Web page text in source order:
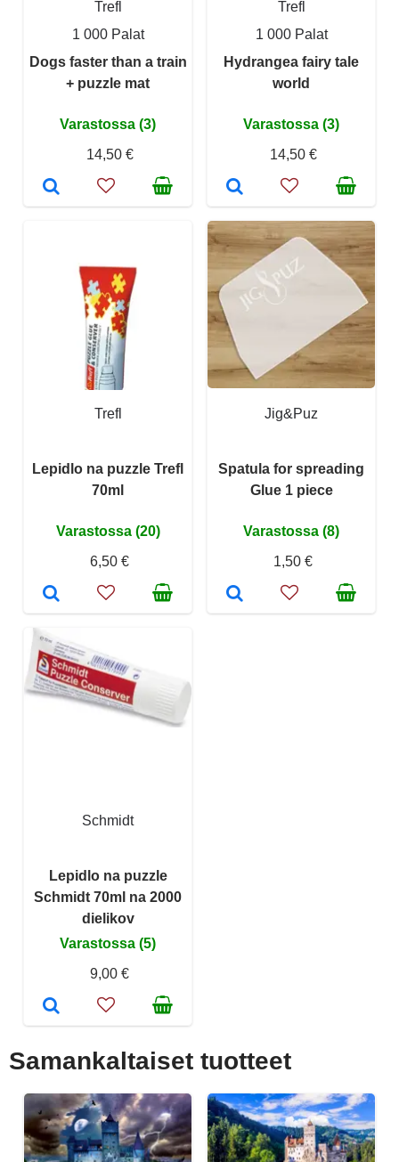
Trefl
1 000 Palat
Dogs faster than a train
+ puzzle mat
Varastossa (3)
14,50 €
Trefl
1 000 Palat
Hydrangea fairy tale
world
Varastossa (3)
14,50 €
Trefl
Lepidlo na puzzle Trefl
70ml
Varastossa (20)
6,50 €
Jig&Puz
Spatula for spreading
Glue 1 piece
Varastossa (8)
1,50 €
Schmidt
Lepidlo na puzzle
Schmidt 70ml na 2000
dielikov
Varastossa (5)
9,00 €
Samankaltaiset tuotteet